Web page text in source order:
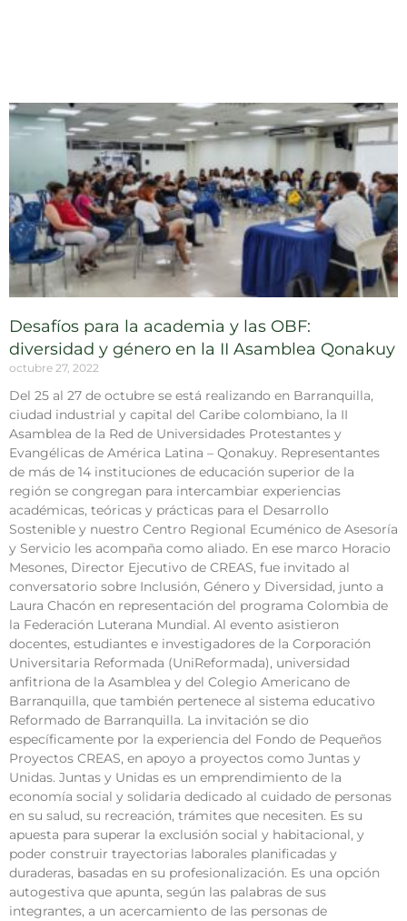
Desafíos para la academia y las OBF:
diversidad y género en la II Asamblea Qonakuy
octubre 27, 2022
Del 25 al 27 de octubre se está realizando en Barranquilla,
ciudad industrial y capital del Caribe colombiano, la II
Asamblea de la Red de Universidades Protestantes y
Evangélicas de América Latina – Qonakuy. Representantes
de más de 14 instituciones de educación superior de la
región se congregan para intercambiar experiencias
académicas, teóricas y prácticas para el Desarrollo
Sostenible y nuestro Centro Regional Ecuménico de Asesoría
y Servicio les acompaña como aliado. En ese marco Horacio
Mesones, Director Ejecutivo de CREAS, fue invitado al
conversatorio sobre Inclusión, Género y Diversidad, junto a
Laura Chacón en representación del programa Colombia de
la Federación Luterana Mundial. Al evento asistieron
docentes, estudiantes e investigadores de la Corporación
Universitaria Reformada (UniReformada), universidad
anfitriona de la Asamblea y del Colegio Americano de
Barranquilla, que también pertenece al sistema educativo
Reformado de Barranquilla. La invitación se dio
específicamente por la experiencia del Fondo de Pequeños
Proyectos CREAS, en apoyo a proyectos como Juntas y
Unidas. Juntas y Unidas es un emprendimiento de la
economía social y solidaria dedicado al cuidado de personas
en su salud, su recreación, trámites que necesiten. Es su
apuesta para superar la exclusión social y habitacional, y
poder construir trayectorias laborales planificadas y
duraderas, basadas en su profesionalización. Es una opción
autogestiva que apunta, según las palabras de sus
integrantes, a un acercamiento de las personas de